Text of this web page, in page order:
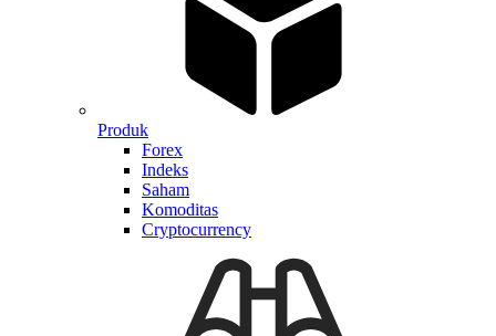
Produk
Forex
Indeks
Saham
Komoditas
Cryptocurrency